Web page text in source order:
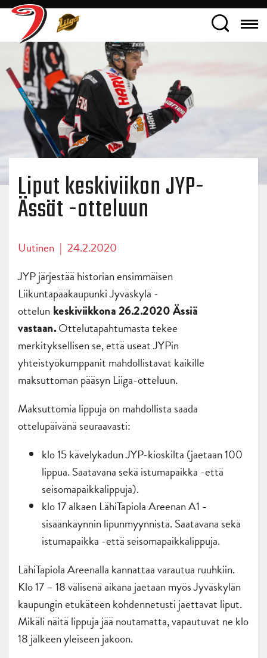
Liput keskiviikon JYP-
Ässät -otteluun
Uutinen | 24.2.2020
JYP järjestää historian ensimmäisen
Liikuntapääkaupunki Jyväskylä -
ottelun keskiviikkona 26.2.2020 Ässiä
vastaan.Ottelutapahtumasta tekee
merkityksellisen se, että useat JYPin
yhteistyökumppanit mahdollistavat kaikille
maksuttoman pääsyn Liiga-otteluun.
Maksuttomia lippuja on mahdollista saada
ottelupäivänä seuraavasti:
klo 15 kävelykadun JYP-kioskilta (jaetaan 100
lippua. Saatavana sekä istumapaikka -että
seisomapaikkalippuja).
klo 17 alkaen LähiTapiola Areenan A1 -
sisäänkäynnin lipunmyynnistä. Saatavana sekä
istumapaikka -että seisomapaikkalippuja.
LähiTapiola Areenalla kannattaa varautua ruuhkiin.
Klo 17 – 18 välisenä aikana jaetaan myös Jyväskylän
kaupungin etukäteen kohdennetusti jaettavat liput.
Mikäli näitä lippuja jää noutamatta, vapautuvat ne klo
18 jälkeen yleiseen jakoon.